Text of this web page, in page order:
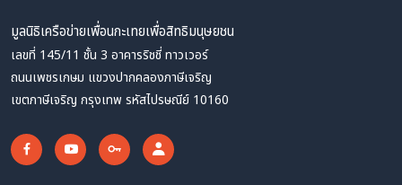
มูลนิธิเครือข่ายเพื่อนกะเทยเพื่อสิทธิมนุษยชน
เลขที่ 145/11 ชั้น 3 อาคารริชชี่ ทาวเวอร์
ถนนเพชรเกษม แขวงปากคลองภาษีเจริญ
เขตภาษีเจริญ กรุงเทพ รหัสไปรษณีย์ 10160